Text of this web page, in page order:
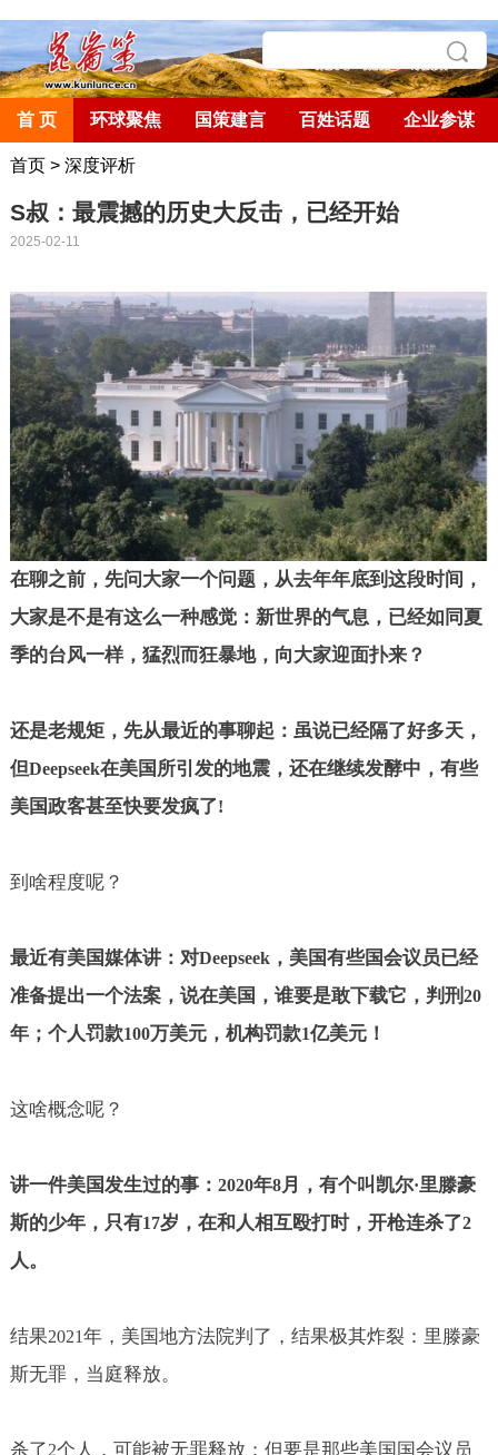
首 页 环球聚焦 国策建言 百姓话题 企业参谋
首页> 深度评析
S叔：最震撼的历史大反击，已经开始
2025-02-11
在聊之前，先问大家一个问题，从去年年底到这段时间，
大家是不是有这么一种感觉：新世界的气息，已经如同夏
季的台风一样，猛烈而狂暴地，向大家迎面扑来？
还是老规矩，先从最近的事聊起：虽说已经隔了好多天，
但Deepseek在美国所引发的地震，还在继续发酵中，有些
美国政客甚至快要发疯了!
到啥程度呢？
最近有美国媒体讲：对Deepseek，美国有些国会议员已经
准备提出一个法案，说在美国，谁要是敢下载它，判刑20
年；个人罚款100万美元，机构罚款1亿美元！
这啥概念呢？
讲一件美国发生过的事： 2020年8月，有个叫凯尔·里滕豪
斯的少年，只有17岁，在和人相互殴打时，开枪连杀了2
人。
结果2021年，美国地方法院判了，结果极其炸裂：里滕豪
斯无罪，当庭释放。
杀了2个人，可能被无罪释放；但要是那些美国国会议员